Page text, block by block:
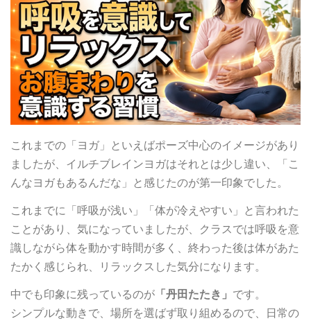
これまでの「ヨガ」といえばポーズ中心のイメージがあり
ましたが、イルチブレインヨガはそれとは少し違い、「こ
んなヨガもあるんだな」と感じたのが第一印象でした。
これまでに「呼吸が浅い」「体が冷えやすい」と言われた
ことがあり、気になっていましたが、クラスでは呼吸を意
識しながら体を動かす時間が多く、終わった後は体があた
たかく感じられ、リラックスした気分になります。
中でも印象に残っているのが 「丹田たたき」 です。
シンプルな動きで、場所を選ばず取り組めるので、日常の